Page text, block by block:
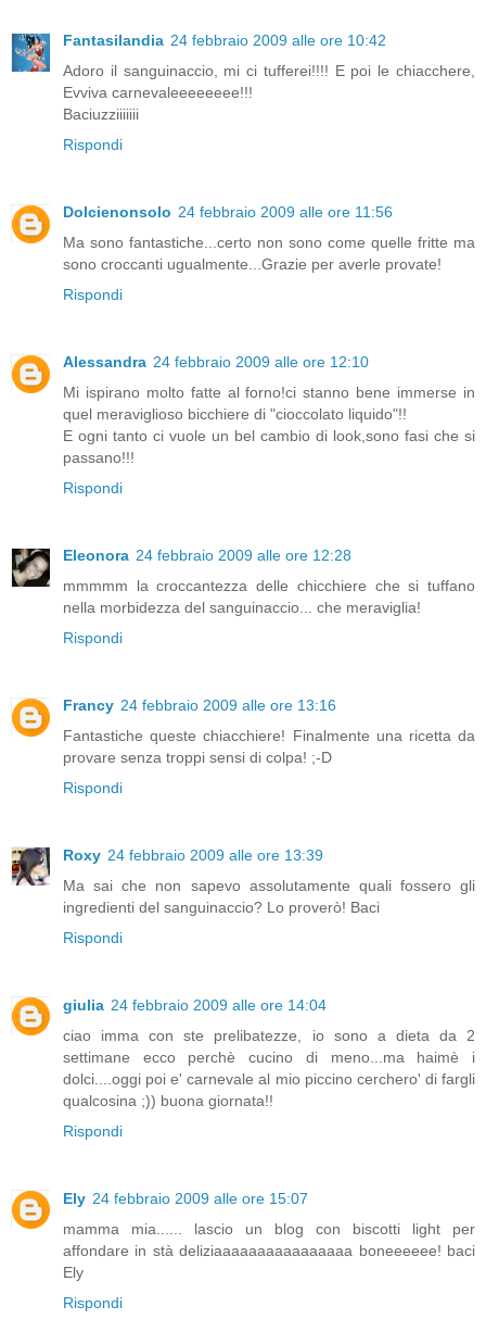
Fantasilandia 24 febbraio 2009 alle ore 10:42
Adoro il sanguinaccio, mi ci tufferei!!!! E poi le chiacchere,
Evviva carnevaleeeeeeee!!!
Baciuzziiiiiii
Rispondi
Dolcienonsolo 24 febbraio 2009 alle ore 11:56
Ma sono fantastiche...certo non sono come quelle fritte ma
sono croccanti ugualmente...Grazie per averle provate!
Rispondi
Alessandra 24 febbraio 2009 alle ore 12:10
Mi ispirano molto fatte al forno!ci stanno bene immerse in
quel meraviglioso bicchiere di "cioccolato liquido"!!
E ogni tanto ci vuole un bel cambio di look,sono fasi che si
passano!!!
Rispondi
Eleonora 24 febbraio 2009 alle ore 12:28
mmmmm la croccantezza delle chicchiere che si tuffano
nella morbidezza del sanguinaccio... che meraviglia!
Rispondi
Francy 24 febbraio 2009 alle ore 13:16
Fantastiche queste chiacchiere! Finalmente una ricetta da
provare senza troppi sensi di colpa! ;-D
Rispondi
Roxy 24 febbraio 2009 alle ore 13:39
Ma sai che non sapevo assolutamente quali fossero gli
ingredienti del sanguinaccio? Lo proverò! Baci
Rispondi
giulia 24 febbraio 2009 alle ore 14:04
ciao imma con ste prelibatezze, io sono a dieta da 2
settimane ecco perchè cucino di meno...ma haimè i
dolci....oggi poi e' carnevale al mio piccino cerchero' di fargli
qualcosina ;)) buona giornata!!
Rispondi
Ely 24 febbraio 2009 alle ore 15:07
mamma mia...... lascio un blog con biscotti light per
affondare in stà deliziaaaaaaaaaaaaaaaa boneeeeee! baci
Ely
Rispondi